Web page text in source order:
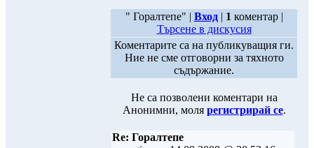
" Горалтепе" | Вход| 1 коментар |
Търсене в дискусия
Коментарите са на публикуващия ги.
Ние не сме отговорни за тяхното
съдържание.
Не са позволени коментари на
Анонимни, моля регистрирай се.
Re: Горалтепе